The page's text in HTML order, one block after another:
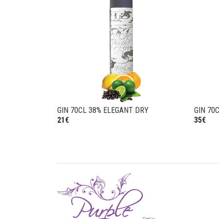
GIN 70CL 38% ELEGANT DRY
21€
GIN
35€